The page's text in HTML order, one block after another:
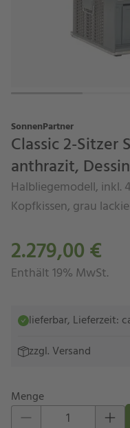
SonnenPartner
Classic 2-Sitzer
anthrazit,
Halbliegemodell, inkl.
Kopfkissen, grau
2.279,00 €
Enthält 19% MwSt.
lieferbar, Lieferzeit:
zzgl. Versand
Menge
Eins hinzufügen